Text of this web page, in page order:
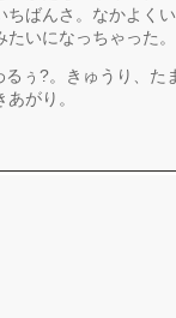
ばんさ。なかよく
いになっちゃった。
ぅ?。きゅうり、た
がり。